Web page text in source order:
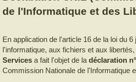
de l'Informatique et des
En application de l'article 16 de la loi du
l'informatique, aux fichiers et aux
Services a fait l'objet de la déclaration
Commission Nationale de l'Informatique